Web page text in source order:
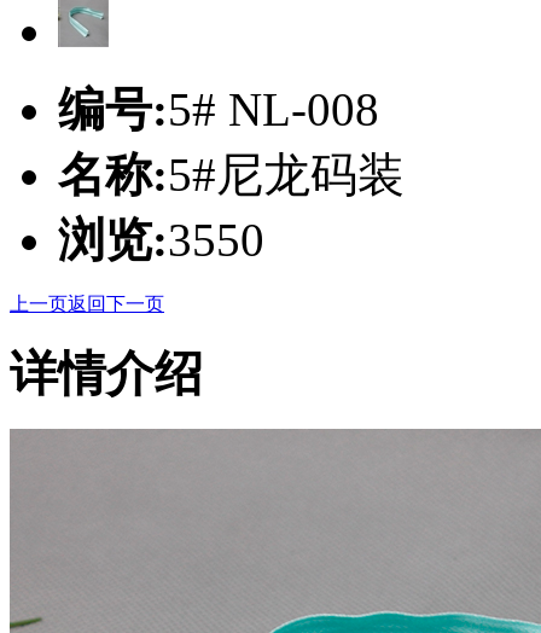
编号:5# NL-008
名称:5#尼龙码装
浏览:3550
上一页返回下一页
详情介绍